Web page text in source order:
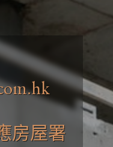
房屋署
房屋署